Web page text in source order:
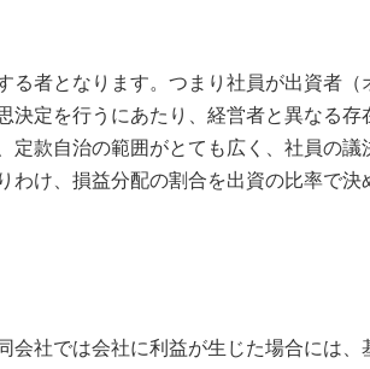
者となります。つまり社員が出資者
定を行うにあたり、経営者と異なる
款自治の範囲がとても広く、社員の
け、損益分配の割合を出資の比率で
社では会社に利益が生じた場合には